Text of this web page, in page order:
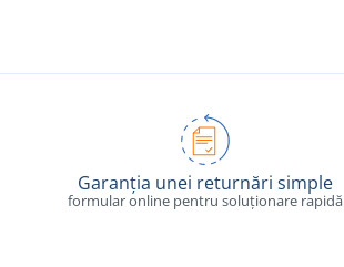
Garanția unei returnări simple
formular online pentru soluționare rapidă